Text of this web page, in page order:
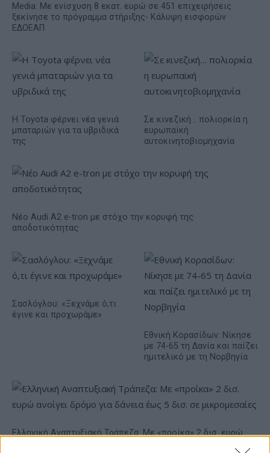
Media: Με ενίσχυση 8 εκατ. ευρώ σε 451 επιχειρήσεις
ξεκίνησε το πρόγραμμα στήριξης- Κάλυψη εισφορών
ΕΔΟΕΑΠ
Η Toyota φέρνει νέα γενιά
μπαταριών για τα υβριδικά
της
Σε κινεζική… πολιορκία η
ευρωπαϊκή
αυτοκινητοβιομηχανία
Νέο Audi A2 e-tron με στόχο την κορυφή της
αποδοτικότητας
Σασλόγλου: «Ξεχνάμε ό,τι
έγινε και προχωράμε»
Εθνική Κορασίδων: Νίκησε
με 74-65 τη Δανία και παίζει
ημιτελικό με τη Νορβηγία
Ελληνική Αναπτυξιακή Τράπεζα: Με «προίκα» 2 δισ. ευρώ